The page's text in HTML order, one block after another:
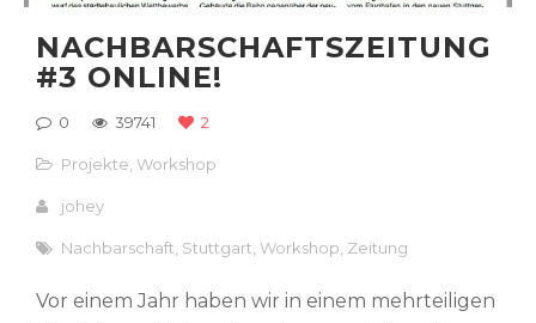
NACHBARSCHAFTSZEITUNG
#3 ONLINE!
0 39741 2
Projekte ,Workshop
johey
Nachbarschaft Stuttgart ,Workshop Zeitung
Vor einem Jahr haben wir in einem mehrteiligen